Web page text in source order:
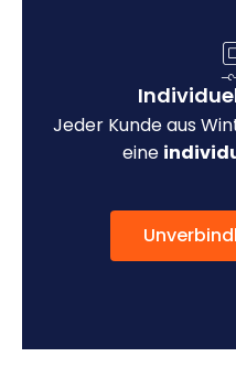
Jeder Kunde aus
eine